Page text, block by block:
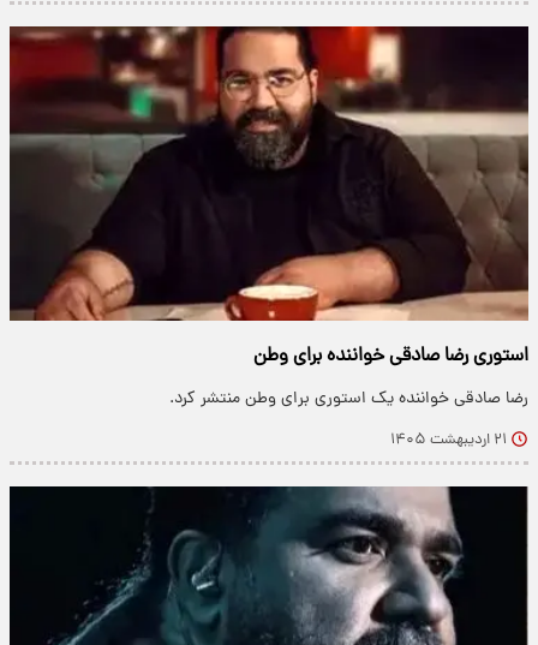
استوری رضا صادقی خواننده برای وطن
رضا صادقی خواننده یک استوری برای وطن منتشر کرد.
۲۱ اردیبهشت ۱۴۰۵